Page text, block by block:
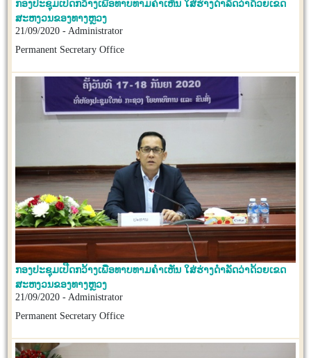
ກອງປະຊຸມເປີດກວ້າງເພື່ອທາບທາມຄໍາເຫັນ ໃສ່ຮ່າງດໍາລັດວ່າດ້ວຍເຂດ
ສະຫງວນຂອງທາງຫຼວງ
21/09/2020 - Administrator
Permanent Secretary Office
ກອງປະຊຸມເປີດກວ້າງເພື່ອທາບທາມຄໍາເຫັນ ໃສ່ຮ່າງດໍາລັດວ່າດ້ວຍເຂດ
ສະຫງວນຂອງທາງຫຼວງ
21/09/2020 - Administrator
Permanent Secretary Office